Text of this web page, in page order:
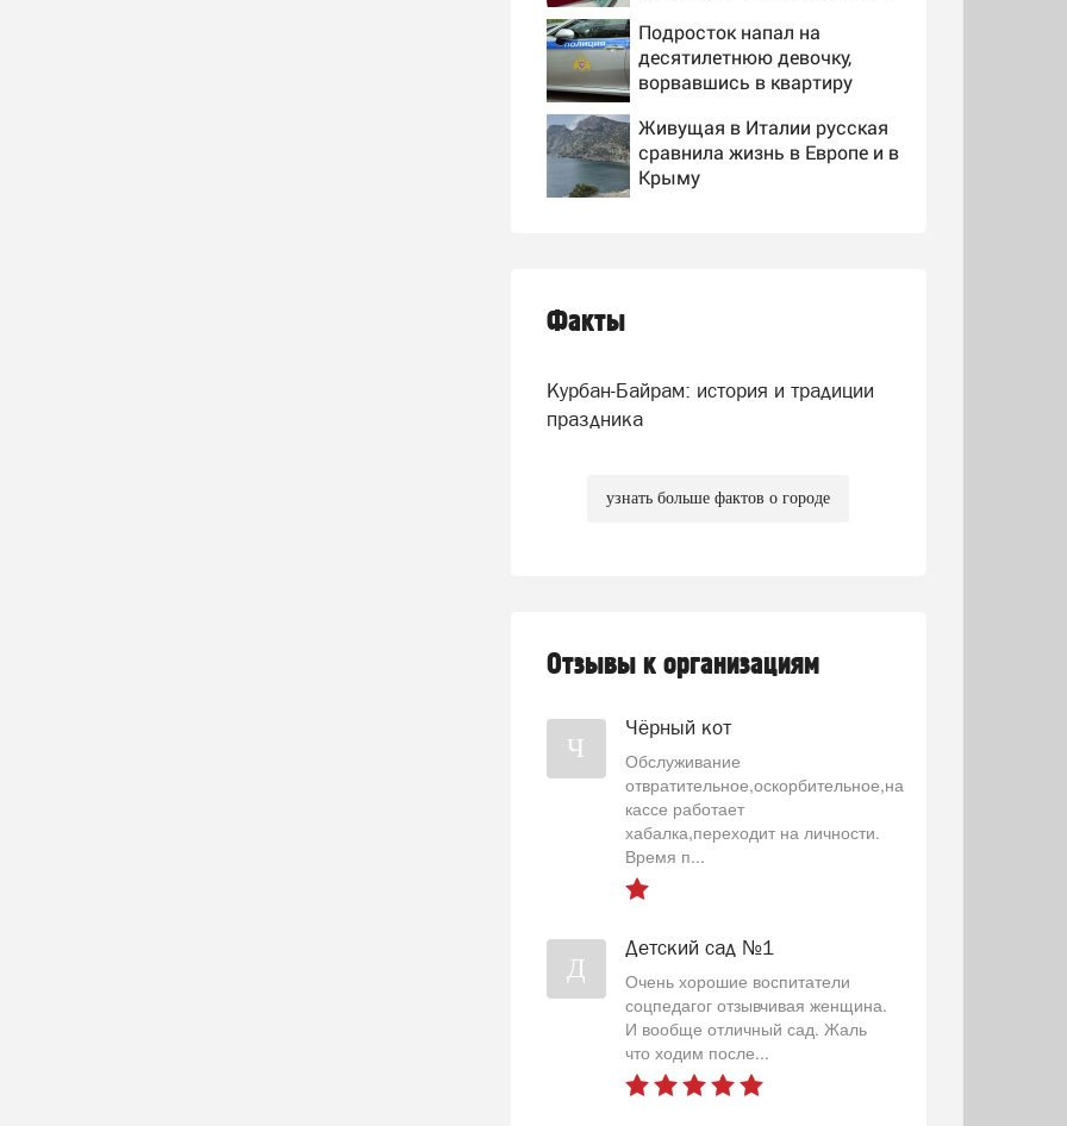
Подросток напал на
десятилетнюю девочку,
ворвавшись в квартиру
Живущая в Италии русская
сравнила жизнь в Европе и в
Крыму
Факты
Курбан-Байрам: история и традиции
праздника
узнать больше фактов о городе
Отзывы к организациям
Ч
Чёрный кот
Обслуживание
отвратительное,оскорбительное,на
кассе работает
хабалка,переходит на личности.
Время п...
Д
Детский сад №1
Очень хорошие воспитатели
соцпедагог отзывчивая женщина.
И вообще отличный сад. Жаль
что ходим после...